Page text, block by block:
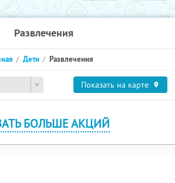
Развлечения
Дети Развлечения
Показать на карте
БОЛЬШЕ АКЦИЙ